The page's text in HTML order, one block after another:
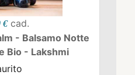
€ cad.
- Balsamo Notte
Bio - Lakshmi